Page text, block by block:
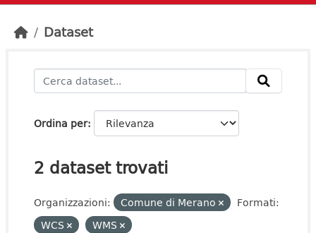
Dataset
Ordina per
2 dataset trovati
Organizzazioni: Comune di Merano
Formati:
WCS
WMS